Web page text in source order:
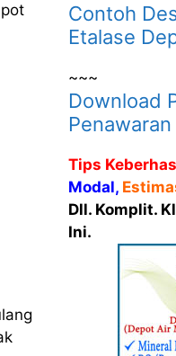
Contoh
Etalase
~~~
Download
Tips
Modal,
Dll. Komplit.
Ini.